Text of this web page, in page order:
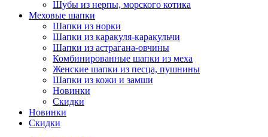
Шубы из нерпы, морского котика
Меховые шапки
Шапки из норки
Шапки из каракуля-каракульчи
Шапки из астрагана-овчины
Комбинированные шапки из меха
Женские шапки из песца, пушнины
Шапки из кожи и замши
Новинки
Скидки
Новинки
Скидки